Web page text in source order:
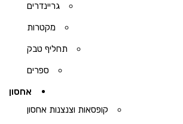
גריינדרים
מקטרות
תחליף טבק
ספרים
אחסון
קופסאות וצנצנות אחסון